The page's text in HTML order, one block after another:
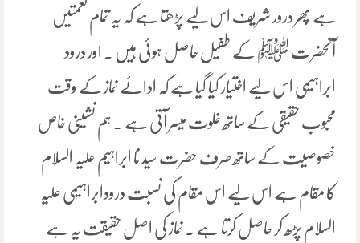
ہے پھر درور شریف اس لیے پڑھتا ہے کہ یہ تمام نعمتیں
آنحضرت ﷺ کے طفیل حاصل ہوئی ہیں ۔ اور درود
ابراہیمی اس لیے اختیار کیا گیا ہے کہ ادائے نماز کے وقت
محبوب حقیقی کے ساتھ خلوت میسر آتی ہے ۔ ہم نشینی خاص
خصوصیت کے ساتھ صرف حضرت سید نا ابراہیم علیہ السلام
کا مقام ہے اس لیے اس مقام کی نسبت درودابراہیمی علیہ
السلام پڑھ کر حاصل کرتا ہے ۔ نماز کی اصل حقیقت یہ ہے